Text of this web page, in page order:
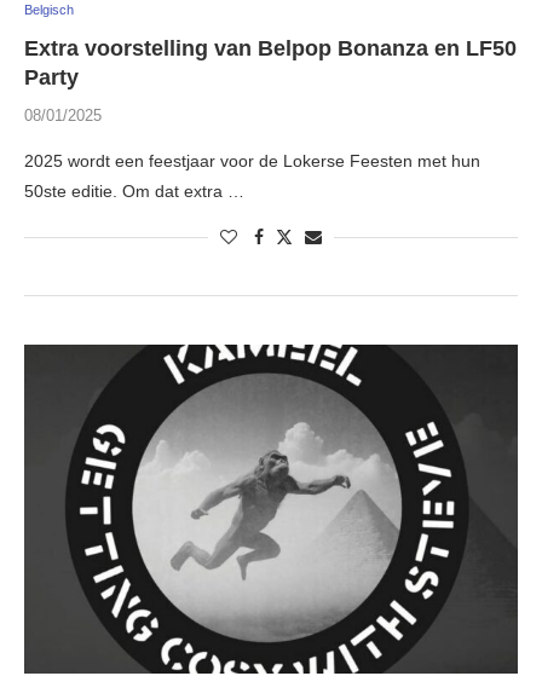
Belgisch
Extra voorstelling van Belpop Bonanza en LF50
Party
08/01/2025
2025 wordt een feestjaar voor de Lokerse Feesten met hun
50ste editie. Om dat extra …